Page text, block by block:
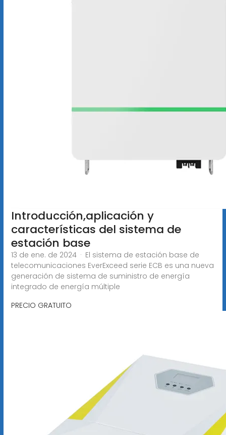
Introducción,aplicación y
características del sistema de
estación base
13 de ene. de 2024 · El sistema de estación base de
telecomunicaciones EverExceed serie ECB es una nueva
generación de sistema de suministro de energía
integrado de energía múltiple
PRECIO GRATUITO